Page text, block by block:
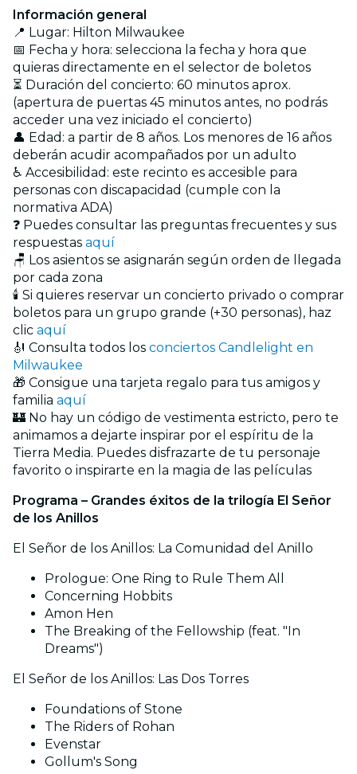
Información general
📍 Lugar: Hilton Milwaukee
📅 Fecha y hora: selecciona la fecha y hora que
quieras directamente en el selector de boletos
⏳ Duración del concierto: 60 minutos aprox.
(apertura de puertas 45 minutos antes, no podrás
acceder una vez iniciado el concierto)
👤 Edad: a partir de 8 años. Los menores de 16 años
deberán acudir acompañados por un adulto
♿ Accesibilidad: este recinto es accesible para
personas con discapacidad (cumple con la
normativa ADA)
❓ Puedes consultar las preguntas frecuentes y sus
respuestas aquí
🪑 Los asientos se asignarán según orden de llegada
por cada zona
🕯️ Si quieres reservar un concierto privado o comprar
boletos para un grupo grande (+30 personas), haz
clic aquí
🎻 Consulta todos los conciertos Candlelight en
Milwaukee
🎁 Consigue una tarjeta regalo para tus amigos y
familia aquí
🏰 No hay un código de vestimenta estricto, pero te
animamos a dejarte inspirar por el espíritu de la
Tierra Media. Puedes disfrazarte de tu personaje
favorito o inspirarte en la magia de las películas
Programa – Grandes éxitos de la trilogía El Señor
de los Anillos
El Señor de los Anillos: La Comunidad del Anillo
Prologue: One Ring to Rule Them All
Concerning Hobbits
Amon Hen
The Breaking of the Fellowship (feat. "In
Dreams")
El Señor de los Anillos: Las Dos Torres
Foundations of Stone
The Riders of Rohan
Evenstar
Gollum's Song